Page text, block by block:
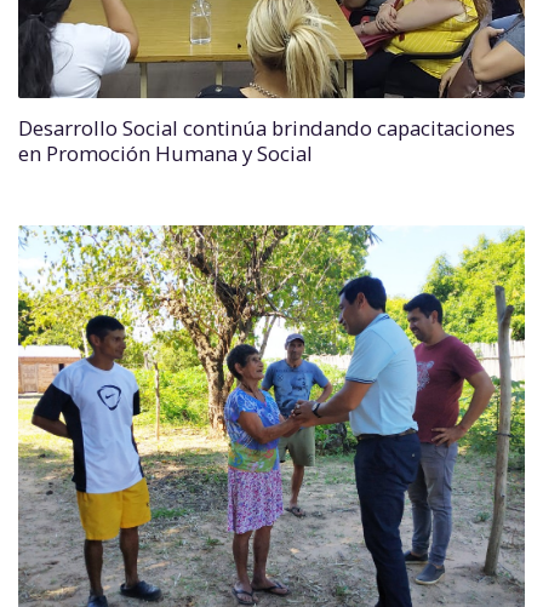
Desarrollo Social continúa brindando capacitaciones
en Promoción Humana y Social